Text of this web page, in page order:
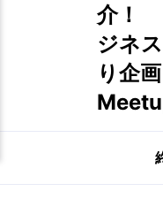
介！
ジネ
り企